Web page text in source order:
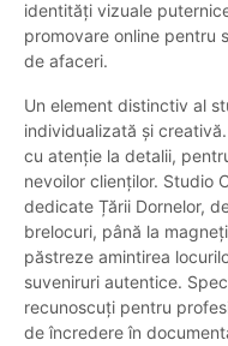
identități vizuale
promovare online pentru
de afaceri.
Un element distinctiv al
individualizată și
cu atenție la detalii,
nevoilor clienților. Studio
dedicate Țării Dornelor,
brelocuri, până la
păstreze amintirea
suveniruri autentice.
recunoscuți pentru
de încredere în